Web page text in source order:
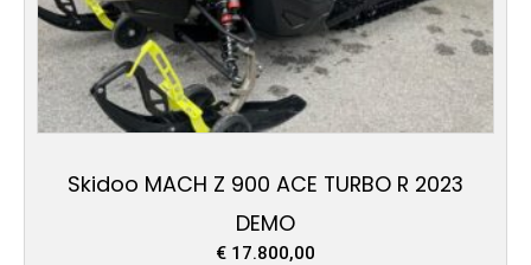
Skidoo MACH Z 900 ACE TURBO R 2023
DEMO
€ 17.800,00